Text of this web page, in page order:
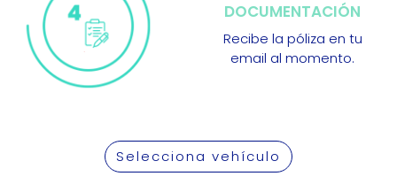
DOCUMENTACIÓN
Recibe la póliza en tu
email al momento.
Selecciona vehículo